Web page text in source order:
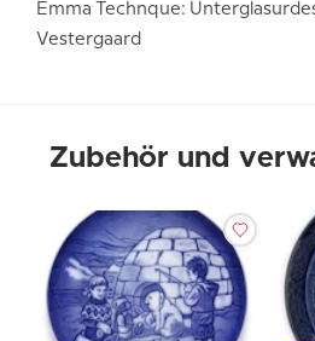
Emma Technque:
Vestergaard
Zubehör und